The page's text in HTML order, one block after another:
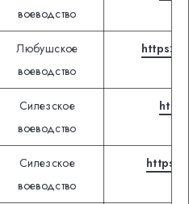
воеводство
Любушское
воеводство
https://
Силезское
воеводство
Силезское
воеводство